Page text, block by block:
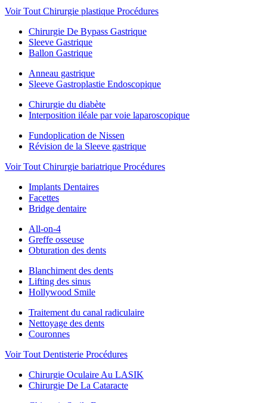
Voir Tout Chirurgie plastique Procédures
Chirurgie De Bypass Gastrique
Sleeve Gastrique
Ballon Gastrique
Anneau gastrique
Sleeve Gastroplastie Endoscopique
Chirurgie du diabète
Interposition iléale par voie laparoscopique
Fundoplication de Nissen
Révision de la Sleeve gastrique
Voir Tout Chirurgie bariatrique Procédures
Implants Dentaires
Facettes
Bridge dentaire
All-on-4
Greffe osseuse
Obturation des dents
Blanchiment des dents
Lifting des sinus
Hollywood Smile
Traitement du canal radiculaire
Nettoyage des dents
Couronnes
Voir Tout Dentisterie Procédures
Chirurgie Oculaire Au LASIK
Chirurgie De La Cataracte